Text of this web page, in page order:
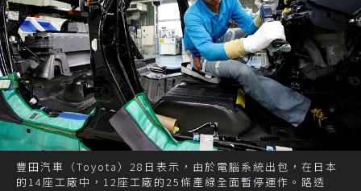
豐田汽車（Toyota）28日表示，由於電腦系統出包，在日本
的14座工廠中，12座工廠的25條產線全面暫停運作。路透